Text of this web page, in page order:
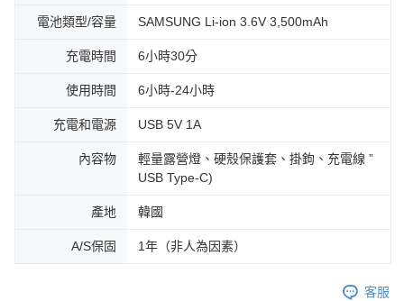
電池類型/容量 SAMSUNG Li-ion 3.6V 3,500mAh
充電時間 6小時30分
使用時間 6小時-24小時
充電和電源 USB 5V 1A
內容物
輕量露營燈、硬殼保護套、掛鉤、充電線 ”
USB Type-C)
產地 韓國
A/S保固 1年（非人為因素）
客服